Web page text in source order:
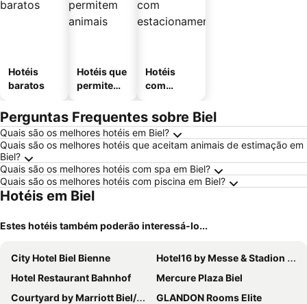
Hotéis
baratos
Hotéis que
permitem
Hotéis
com
mento
Perguntas Frequentes sobre Biel
Quais são os melhores hotéis em Biel?
Quais são os melhores hotéis que aceitam animais de estimação em
Biel?
Quais são os melhores hotéis com spa em Biel?
Quais são os melhores hotéis com piscina em Biel?
Hotéis em Biel
Estes hotéis também poderão interessá-lo...
City Hotel Biel Bienne
Hotel16 by Messe & Stadion Suisse in Minuten & Late Check-in
Hotel Restaurant Bahnhof
Mercure Plaza Biel
Courtyard by Marriott Biel/Bienne
GLANDON Rooms Elite